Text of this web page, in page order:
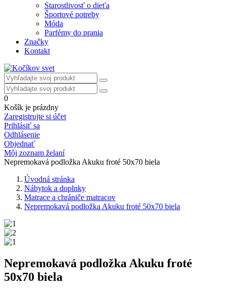
Starostlivosť o dieťa
Športové potreby
Móda
Parfémy do prania
Značky
Kontakt
0
Košík je prázdny
Zaregistrujte si účet
Prihlásiť sa
Odhlásenie
Objednať
Môj zoznam želaní
Nepremokavá podložka Akuku froté 50x70 biela
Úvodná stránka
Nábytok a doplnky
Matrace a chrániče matracov
Nepremokavá podložka Akuku froté 50x70 biela
Nepremokavá podložka Akuku froté
50x70 biela